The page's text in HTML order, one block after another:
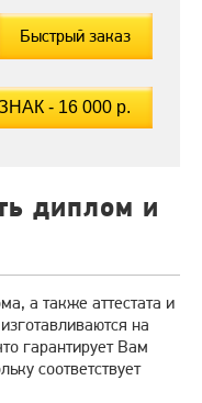
Быстрый заказ
диплом и
а также аттестата и
на
гарантирует Вам
соответствует